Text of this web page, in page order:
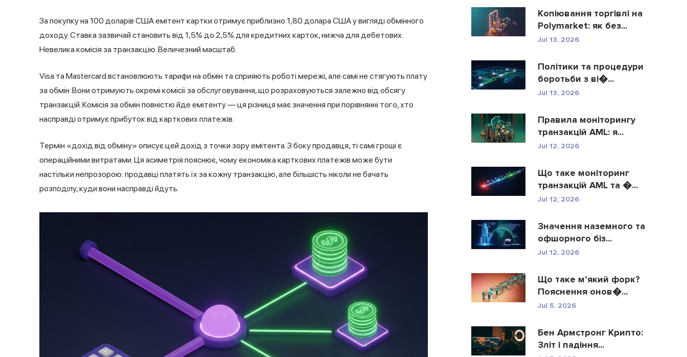
За покупку на 100 доларів США емітент картки отримує приблизно 1,80 долара США у вигляді обмінного
доходу. Ставка зазвичай становить від 1,5% до 2,5% для кредитних карток, нижча для дебетових.
Невелика комісія за транзакцію. Величезний масштаб.
Visa та Mastercard встановлюють тарифи на обмін та сприяють роботі мережі, але самі не стягують плату
за обмін. Вони отримують окремі комісії за обслуговування, що розраховуються залежно від обсягу
транзакцій. Комісія за обмін повністю йде емітенту — ця різниця має значення при порівнянні того, хто
насправді отримує прибуток від карткових платежів.
Термін «дохід від обміну» описує цей дохід з точки зору емітента. З боку продавця, ті самі гроші є
операційними витратами. Ця асиметрія пояснює, чому економіка карткових платежів може бути
настільки непрозорою: продавці платять їх за кожну транзакцію, але більшість ніколи не бачать
розподілу, куди вони насправді йдуть.
Копіювання торгівлі на
Polymarket: як без...
Jul 13, 2026
Політики та процедури
боротьби з ві�...
Jul 13, 2026
Правила моніторингу
транзакцій AML: я...
Jul 12, 2026
Що таке моніторинг
транзакцій AML та �...
Jul 12, 2026
Значення наземного та
офшорного біз...
Jul 12, 2026
Що таке м’який форк?
Пояснення онов�...
Jul 5, 2026
Бен Армстронг Крипто:
Зліт і падіння...